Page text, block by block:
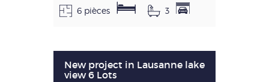
6 pièces 3
New project in Lausanne lake
view 6 Lots